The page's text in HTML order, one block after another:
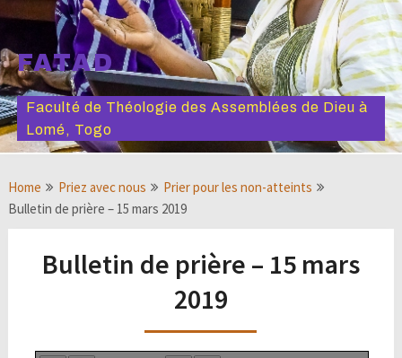
FATAD
Faculté de Théologie des Assemblées de Dieu à
Lomé, Togo
Home Priez avec nous
Prier pour les non-atteints
Bulletin de prière – 15 mars 2019
Bulletin de prière – 15 mars
2019